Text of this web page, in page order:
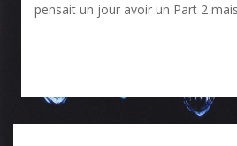
pensait un jour avoir un Part 2